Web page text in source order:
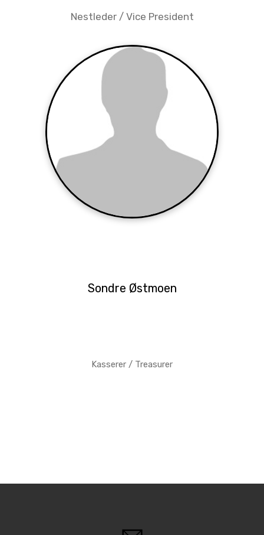
Nestleder / Vice President
Sondre Østmoen
Kasserer / Treasurer